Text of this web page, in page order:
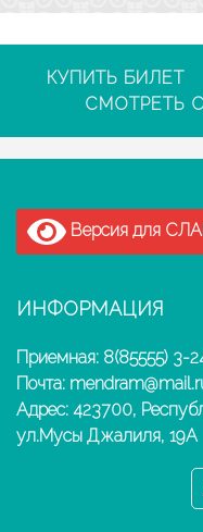
КУПИТЬ БИЛЕТ
СМОТРЕТЬ
Версия для
ИНФОРМАЦИЯ
Приемная: 8(85555) 3-
Почта:
Адрес: 423700,
ул.Мусы Джалиля, 19А